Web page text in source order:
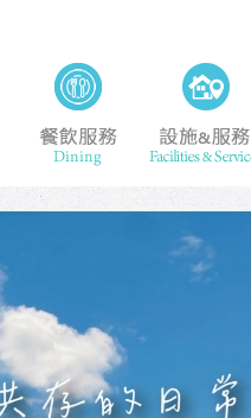
房型介紹 Rooms餐飲服務 Dining